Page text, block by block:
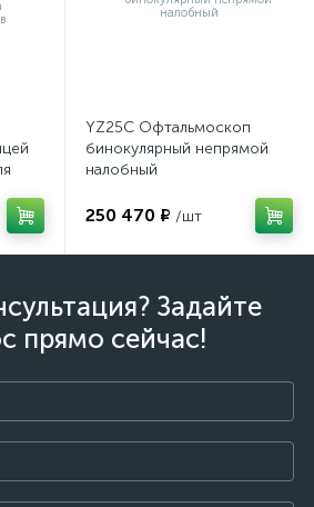
YZ25C Офтальмоскоп
бинокулярный непрямой
налобный
250 470 ₽ /шт
Задайте
прямо сейчас!